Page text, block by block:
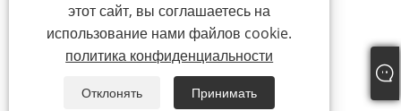
этот сайт, вы соглашаетесь на
использование нами файлов cookie.
политика конфиденциальности
Отклонять Принимать